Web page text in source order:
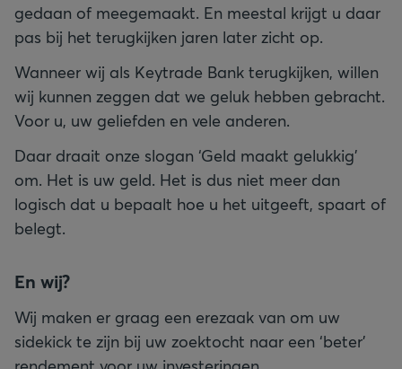
gedaan of meegemaakt. En meestal krijgt u daar
pas bij het terugkijken jaren later zicht op.
Wanneer wij als Keytrade Bank terugkijken, willen
wij kunnen zeggen dat we geluk hebben gebracht.
Voor u, uw geliefden en vele anderen.
Daar draait onze slogan ‘Geld maakt gelukkig’
om. Het is uw geld. Het is dus niet meer dan
logisch dat u bepaalt hoe u het uitgeeft, spaart of
belegt.
En wij?
Wij maken er graag een erezaak van om uw
sidekick te zijn bij uw zoektocht naar een ‘beter’